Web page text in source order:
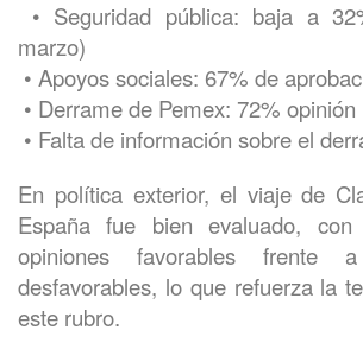
• Seguridad pública: baja a
marzo)
• Apoyos sociales: 67% de
• Derrame de Pemex: 72%
• Falta de información sobre el
En política exterior, el viaje de
España fue bien evaluado,
opiniones favorables
desfavorables, lo que refuerza la
este rubro.